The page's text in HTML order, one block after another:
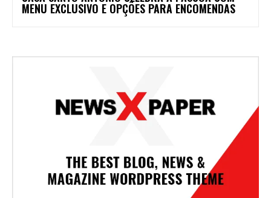
MENU EXCLUSIVO E OPÇÕES PARA ENCOMENDAS